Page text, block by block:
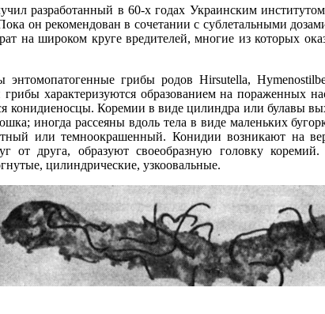
разработанный в 60-х годах Украинским
он рекомендован в сочетании с сублетальными
на широком круге вредителей, многие из которых
энтомопатогенные грибы родов Hirsutella,
характеризуются образованием на пораженных
конидиеносцы. Коремии в виде цилиндра или булавы
иногда рассеяны вдоль тела в виде маленьких
или темноокрашенный. Конидии возникают на
от друга, образуют своеобразную головку
цилиндрические, узкоовальные.